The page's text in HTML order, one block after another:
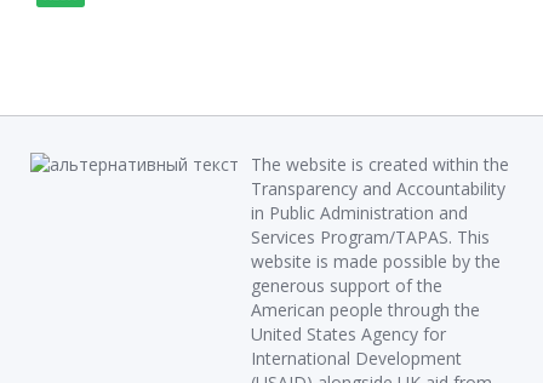
The website is created within the
Transparency and Accountability
in Public Administration and
Services Program/TAPAS. This
website is made possible by the
generous support of the
American people through the
United States Agency for
International Development